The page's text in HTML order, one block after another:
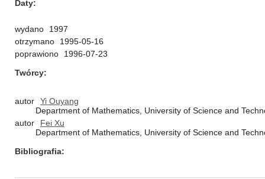
Daty
wydano
1997
otrzymano
1995-05-16
poprawiono
1996-07-23
Twórcy
autor
Yi Ouyang
Department of Mathematics, University of Science and
autor
Fei Xu
Department of Mathematics, University of Science and
Bibliografia